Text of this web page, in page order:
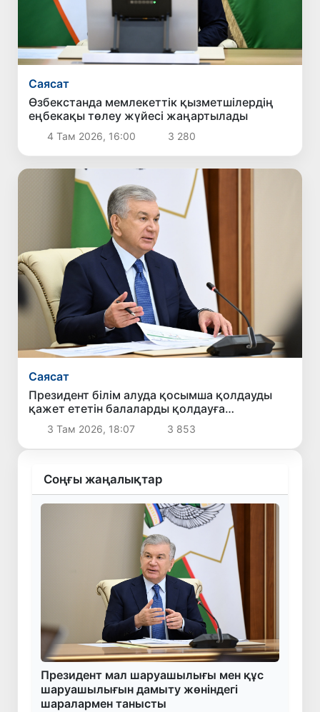
Саясат
Өзбекстанда мемлекеттік қызметшілердің
еңбекақы төлеу жүйесі жаңартылады
4 Там 2026, 16:00 3 280
Саясат
Президент білім алуда қосымша қолдауды
қажет ететін балаларды қолдауға
бағытталған ұсыныстармен танысты
3 Там 2026, 18:07 3 853
Соңғы жаңалықтар
Президент мал шаруашылығы мен құс
шаруашылығын дамыту жөніндегі
шаралармен танысты